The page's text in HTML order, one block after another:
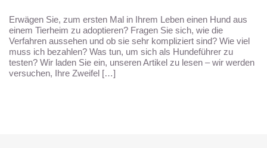
Erwägen Sie, zum ersten Mal in Ihrem Leben einen Hund aus
einem Tierheim zu adoptieren? Fragen Sie sich, wie die
Verfahren aussehen und ob sie sehr kompliziert sind? Wie viel
muss ich bezahlen? Was tun, um sich als Hundeführer zu
testen? Wir laden Sie ein, unseren Artikel zu lesen – wir werden
versuchen, Ihre Zweifel […]